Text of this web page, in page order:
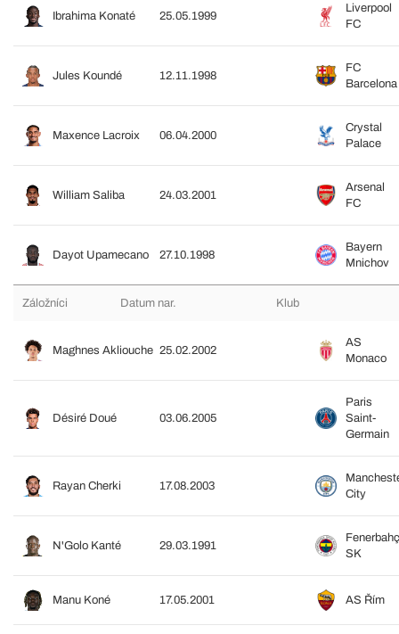
Ibrahima Konaté 25.05.1999
Liverpool
FC
Jules Koundé 12.11.1998
FC
Barcelona
Maxence Lacroix 06.04.2000
Crystal
Palace
William Saliba 24.03.2001
Arsenal
FC
Dayot Upamecano 27.10.1998
Bayern
Mnichov
Záložníci Datum nar. Klub
Maghnes Akliouche 25.02.2002
AS
Monaco
Désiré Doué 03.06.2005
Paris
Saint-
Germain
Rayan Cherki 17.08.2003
City
N'Golo Kanté 29.03.1991
SK
Manu Koné 17.05.2001 AS Řím